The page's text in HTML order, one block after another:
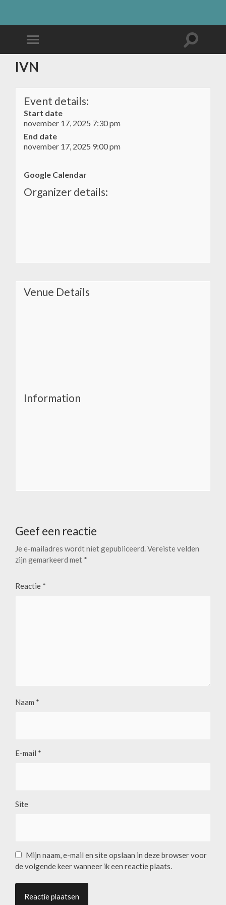
IVN
Event details:
Start date
november 17, 2025 7:30 pm
End date
november 17, 2025 9:00 pm
Google Calendar
Organizer details:
Venue Details
Information
Geef een reactie
Je e-mailadres wordt niet gepubliceerd. Vereiste velden
zijn gemarkeerd met *
Reactie *
Naam *
E-mail *
Site
Mijn naam, e-mail en site opslaan in deze browser voor
de volgende keer wanneer ik een reactie plaats.